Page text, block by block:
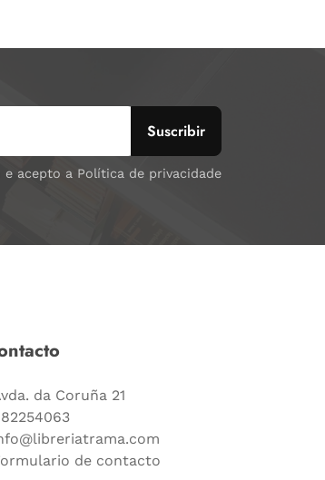
e acepto a Política de privacidade
da Coruña 21
de contacto